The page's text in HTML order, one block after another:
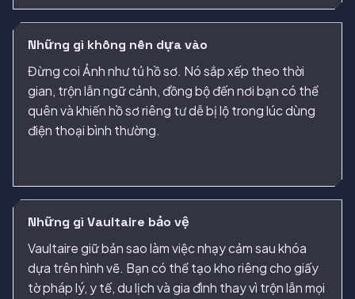
Những gì không nên dựa vào
Đừng coi Ảnh như tủ hồ sơ. Nó sắp xếp theo thời
gian, trộn lẫn ngữ cảnh, đồng bộ đến nơi bạn có thể
quên và khiến hồ sơ riêng tư dễ bị lộ trong lúc dùng
điện thoại bình thường.
Những gì Vaultaire bảo vệ
Vaultaire giữ bản sao làm việc nhạy cảm sau khóa
dựa trên hình vẽ. Bạn có thể tạo kho riêng cho giấy
tờ pháp lý, y tế, du lịch và gia đình thay vì trộn lẫn mọi